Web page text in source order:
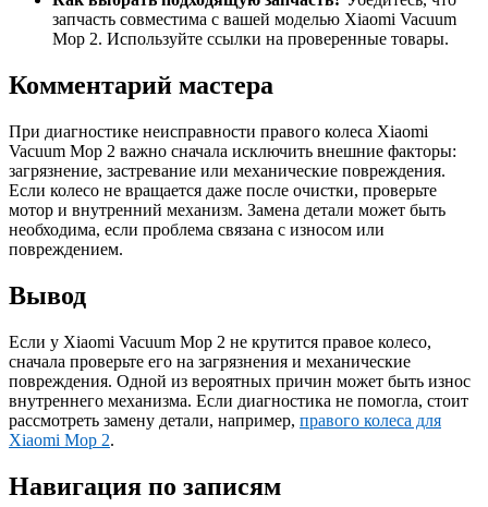
запчасть совместима с вашей моделью Xiaomi Vacuum
Mop 2. Используйте ссылки на проверенные товары.
Комментарий мастера
При диагностике неисправности правого колеса Xiaomi
Vacuum Mop 2 важно сначала исключить внешние факторы:
загрязнение, застревание или механические повреждения.
Если колесо не вращается даже после очистки, проверьте
мотор и внутренний механизм. Замена детали может быть
необходима, если проблема связана с износом или
повреждением.
Вывод
Если у Xiaomi Vacuum Mop 2 не крутится правое колесо,
сначала проверьте его на загрязнения и механические
повреждения. Одной из вероятных причин может быть износ
внутреннего механизма. Если диагностика не помогла, стоит
рассмотреть замену детали, например, правого колеса для
Xiaomi Mop 2.
Навигация по записям